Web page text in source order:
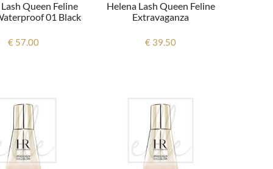
Queen Feline
01 Black
€ 57.00
Helena Lash Queen Feline
Extravaganza
€ 39.50